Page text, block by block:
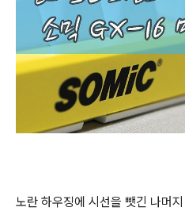
노란 하우징에 시선을 뺏긴 나머